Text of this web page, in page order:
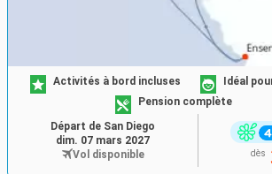
Activités à bord incluses
Idéal
Pension complète
dès
Départ de San Diego
dim. 07 mars 2027
Vol disponible